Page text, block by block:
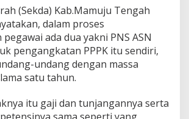
a
S
K
P
e
r
j
a
j
i
(Sekda) Kab.Mamuju Tengah
dalam proses
ada dua yakni PNS ASN
pengangkatan PPPK itu sendiri,
undang dengan massa
satu tahun.
itu gaji dan tunjangannya serta